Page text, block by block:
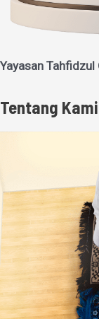
Yayasan
Tentang Kami